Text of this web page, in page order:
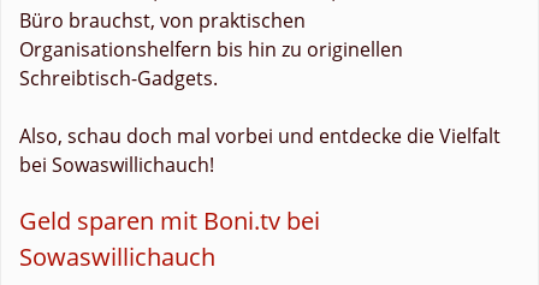
Büro brauchst, von praktischen
Organisationshelfern bis hin zu originellen
Schreibtisch-Gadgets.
Also, schau doch mal vorbei und entdecke die Vielfalt
bei Sowaswillichauch!
Geld sparen mit Boni.tv bei
Sowaswillichauch